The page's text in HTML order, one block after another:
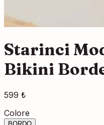
Starinci
Bikini
599 ₺
Colore